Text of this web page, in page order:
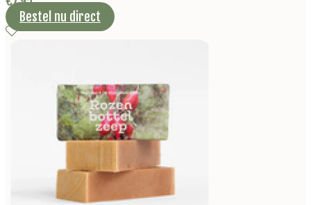
Bestel nu direct